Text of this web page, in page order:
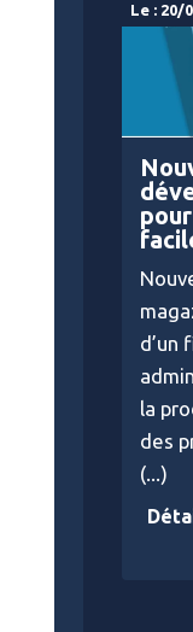
Le : 20/
d’un
la
des
(...)